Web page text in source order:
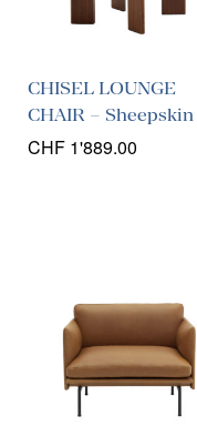
CHISEL LOUNGE
CHAIR – Sheepskin
CHF 1'889.00